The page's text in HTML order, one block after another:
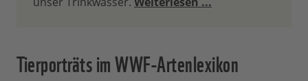
Tierporträts im WWF-Artenlexikon